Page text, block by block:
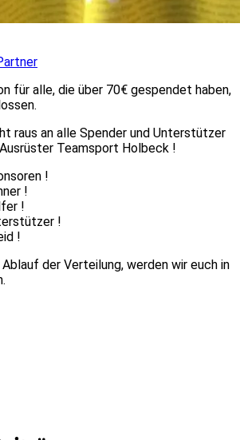
für alle, die über 70€ gespendet haben,
raus an alle Spender und Unterstützer
Teamsport Holbeck !
!
!
!
!
!
der Verteilung, werden wir euch in